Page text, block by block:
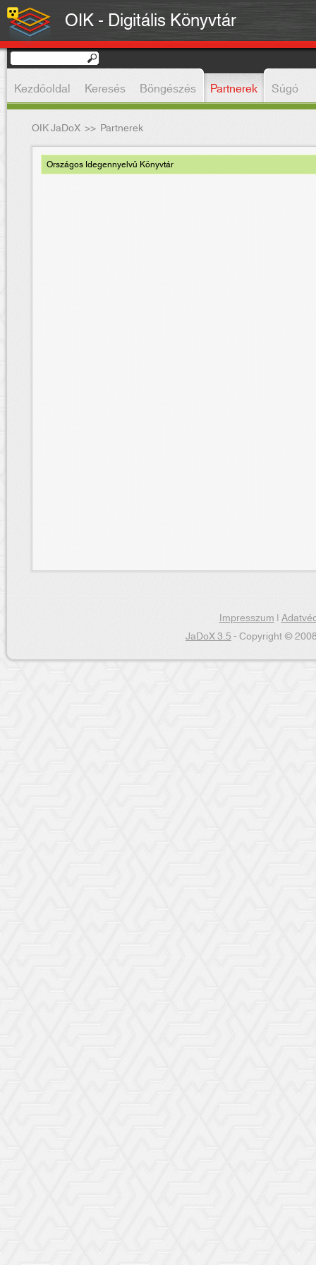
OIK - Digitális Könyvtár
Kezdőoldal Keresés Böngészés Partnerek Súgó
OIK JaDoX >> Partnerek
Országos Idegennyelvű Könyvtár
Impresszum|
JaDoX 3.5- Copyright ©